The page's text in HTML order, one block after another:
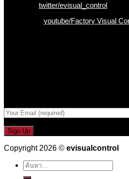
twitter/evisual_control
youtube/Factory Visual
Copyright 2026 © evisualcontrol
ค้นหา: